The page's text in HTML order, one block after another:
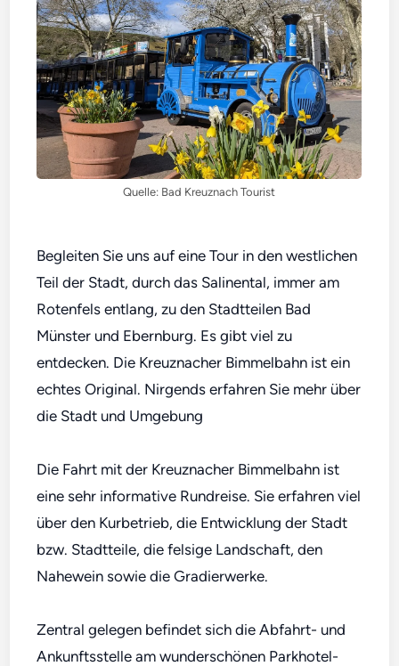
Quelle: Bad Kreuznach Tourist
Begleiten Sie uns auf eine Tour in den westlichen
Teil der Stadt, durch das Salinental, immer am
Rotenfels entlang, zu den Stadtteilen Bad
Münster und Ebernburg. Es gibt viel zu
entdecken. Die Kreuznacher Bimmelbahn ist ein
echtes Original. Nirgends erfahren Sie mehr über
die Stadt und Umgebung
Die Fahrt mit der Kreuznacher Bimmelbahn ist
eine sehr informative Rundreise. Sie erfahren viel
über den Kurbetrieb, die Entwicklung der Stadt
bzw. Stadtteile, die felsige Landschaft, den
Nahewein sowie die Gradierwerke.
Zentral gelegen befindet sich die Abfahrt- und
Ankunftsstelle am wunderschönen Parkhotel-